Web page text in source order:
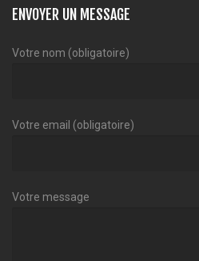
ENVOYER UN MESSAGE
Votre nom (obligatoire)
Votre email (obligatoire)
Votre message